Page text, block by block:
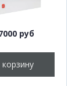
руб